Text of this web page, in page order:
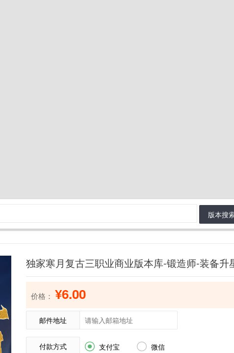
版本搜
独家寒月复古三职业商业版本库-锻造师-装备
价格： ¥6.00
邮件地址
付款方式  支付宝  微信